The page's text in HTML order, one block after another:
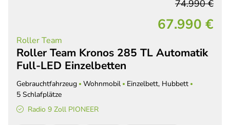
Roller Team
Roller Team Kronos 285 TL Automatik
Full-LED Einzelbetten
Gebrauchtfahrzeug Wohnmobil
Einzelbett, Hubbett
5 Schlafplätze
67.990 €
74.990 €
Radio 9 Zoll PIONEER